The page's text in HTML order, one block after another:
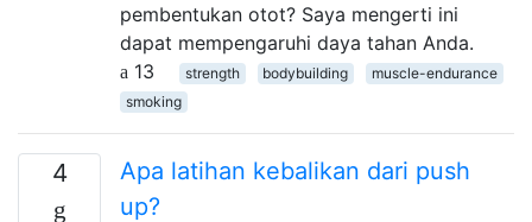
pembentukan otot? Saya mengerti ini
dapat mempengaruhi daya tahan Anda.
13
strength bodybuilding
muscle-endurance
smoking
4
Apa latihan kebalikan dari push
up?